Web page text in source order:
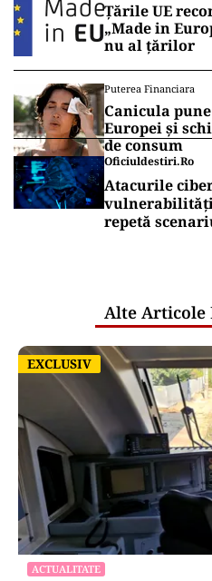
Țările UE
„Made in
nu al țărilor
Puterea Financiara
Canicula
Europei și
de consum
Oficiuldestiri.ro
Atacurile
repetă
Alte Articole
EXCLUSIV
EXCLUSIV
ACTUALITATE